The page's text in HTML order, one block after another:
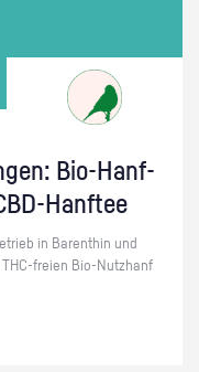
Bio-Hanf­
Hanf­tee
in Ba­rent­hin und
frei­en Bio-Nutz­h­anf